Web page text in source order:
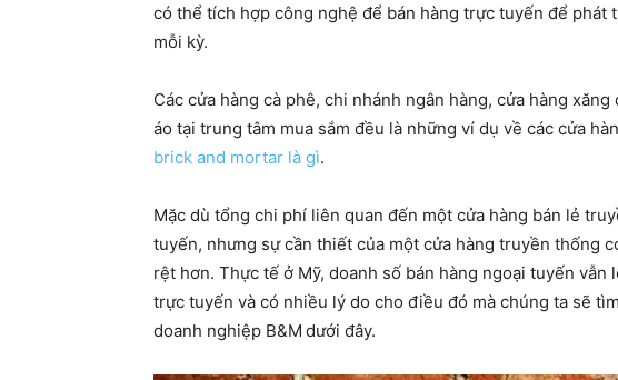
có thể tích hợp công nghệ để bán hàng trực tuyến để phát
mỗi kỳ.
Các cửa hàng cà phê, chi nhánh ngân hàng, cửa hàng
áo tại trung tâm mua sắm đều là những ví dụ về các cửa
brick and mortar là gì.
Mặc dù tổng chi phí liên quan đến một cửa hàng bán lẻ
tuyến, nhưng sự cần thiết của một cửa hàng truyền thống
rệt hơn. Thực tế ở Mỹ, doanh số bán hàng ngoại tuyến vẫn
trực tuyến và có nhiều lý do cho điều đó mà chúng ta sẽ
doanh nghiệp B&M dưới đây.